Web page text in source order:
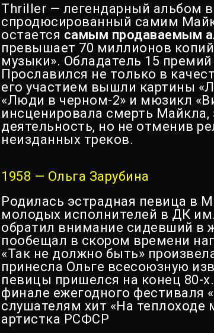
Thriller — легендарный альбом
спродюсированный самим
остается самым продаваемым
превышает 70 миллионов
музыки». Обладатель 15
Прославился не только в
его участием вышли картины
«Люди в черном-2» и мюзикл
инсценировала смерть Майкла,
деятельность, но не отменив
неизданных треков.
1958 — Ольга Зарубина
Родилась эстрадная певица в
молодых исполнителей в ДК
обратил внимание сидевший в
пообещал в скором времени
«Так не должно быть»
принесла Ольге всесоюзную
певицы пришелся на конец 80-
финале ежегодного фестиваля
слушателям хит «На теплоходе
артистка РСФСР